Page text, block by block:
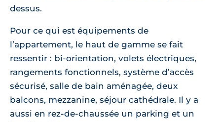
dessus.
Pour ce qui est équipements de
l’appartement, le haut de gamme se fait
ressentir : bi-orientation, volets électriques,
rangements fonctionnels, système d’accès
sécurisé, salle de bain aménagée, deux
balcons, mezzanine, séjour cathédrale. Il y a
aussi en rez-de-chaussée un parking et un